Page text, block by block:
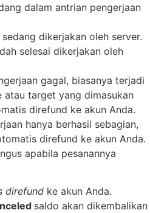
dalam antrian pengerjaan
sedang dikerjakan oleh server.
selesai dikerjakan oleh
gagal, biasanya terjadi
atau target yang dimasukan
direfund ke akun Anda.
hanya berhasil sebagian,
direfund ke akun Anda.
apabila pesanannya
direfund ke akun Anda.
saldo akan dikembalikan